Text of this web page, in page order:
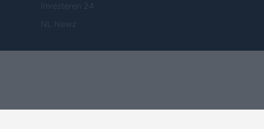
Investeren 24
NL Newz